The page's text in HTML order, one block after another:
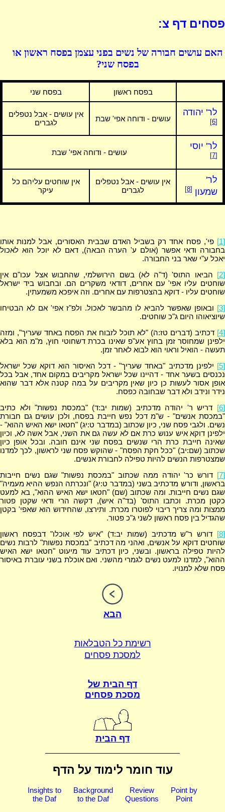
פסחים דף צ:
האם עושים חבורה של נשים בפני עצמן בפסח ראשון או
בפסח שני?
בפסח ראשון בפסח שני
לר' יהודה
[6] עושים - ודוחה אפי' שבת
אין עושים - אבל נטפלים
לגברים
לר' יוסי
[7] עושים - ודוחה אפי' שבת
לר'
שמעון [8]
אין עושים - אבל נטפלים
לגברים
אין שוחטים עליהם כל
עיקר
[1]
פי', פסח אחד רק בשביל האדם שבבית האסורים, אבל למנות אותו
בחבורה ודאי אפשר (אולם ע' הערה הבאה), דאם לא יוכל הוא לאכול
יאכל ע"י שאר בני החבורה.
[2]
הביאו התוס' (ד"ה לא) בשם הירושלמי, שהחבוש אצל עכו"ם אין
שוחטים עליו אפי' עם אחרים, דודאי משקרים הם. ובחבוש ביד ישראל
שוחטים עליו - דוקא בהצטרפות עם אחרים. וזה איפכא משמעתין.
[3]
ובאופן שאפשר להביא לו מהבשר לאכול. ולפ"ז אפי' אם לא הבטיחו
שיוציאוהו היום ג"כ שוחטים.
[4]
דכתיב (דברים טז:ה) "לא תוכל לזבוח את הפסח באחד שעריך", ומזה
ילפינן שמחוסר זמן בחוץ אע"פ שאינו בכרת דשחוטי חוץ, מ"מ הוא בלא
תעשה - הואיל וראוי הוא לבוא לאחר זמן.
[5]
ילפינן מדכתיב "באחד שעריך" - דכל האיסור הוא דוקא שכל ישראל
נכנסים בשער אחד - דהיינו שכל ישראל מקריבים במקום אחד, אבל בכל
אופן אסור לעשות כן כיון שאין מקריבים על במה קטנה אלא דבר שהוא
נידר ונידב ולא דבר שבחובה כפסח.
[6]
דריש ר' יהודה מדכתיב (שמות יב:ד) "במכסת נפשות" ולא כתיב
"במכסת אנשים" - ש"מ דכל נפש חייבת בפסח, ולכן עושים גם חבורת
נשים. ולגבי פסח שני, כיון שכתוב (במדבר ט:יג) "חטאו ישא האיש ההוא" -
ילפינן דוקא איש ענוש כרת אם לא עשה גם את השני, אבל אשה לא, וכיון
שאינה חייבת כרת הרי שנשים בפסח שני אינם חובה. ובכל אופן כיון
שכתוב (שם:יב) "ככל חקת הפסח" - שהוקש פסח שני לראשון, לכך למדנו
שמצטרפות הנשים להיות טפילה לחבורת אנשים.
[7]
דורש כר' יהודה ממה שכתוב "במכסת נפשות" שגם נשים חייבות
בראשון, ודורש מדכתיב בשני (במדבר ט:יג) "ונכרתה הנפש ההיא מעמיה"
שגם נשים חייבות. ומה שכתוב (שם) "חטאו ישא האיש ההוא", בא למעט
כקטן מכרת. וכתבו התוס' (בד"ה איש), דקשה הרי ודאי שקטן פטור
ממצות ומה צריך ריבוי לפוטרו מכרת. ותירצו, שהחידוש הוא שאפי' בקטן
שהגדיל בין פסח ראשון לשני ג"כ פטור.
[8]
דורש ר"ש מדכתיב (שמות יב:ד) "איש לפי אוכלו" דבפסח ראשון
שוחטים דוקא על אנשים, ואהני מה דכתיב "במכסת נפשות" לרבות נשים
להיות טפילה בראשון. ובשני, כיון דכתיב עוד מיעוט "חטאו ישא האיש
ההוא", למדנו למעט נשים לגמרי מהשני. ואם אוכלת בשני עוברת באיסור
פסח שלא למנויו.
הבא
רשימת כל הטבלאות
למסכת פסחים
דף הבית של
מסכת פסחים
דף הבית
עוד חומר לימוד על הדף
Insights to
the Daf
Background
to the Daf
Review
Questions
Point by
Point